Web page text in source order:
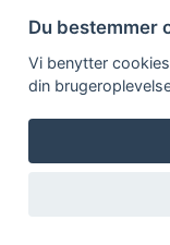
behagelige, blød
populær
nattesøvn, med
Du bestemmer
Vi benytter
din